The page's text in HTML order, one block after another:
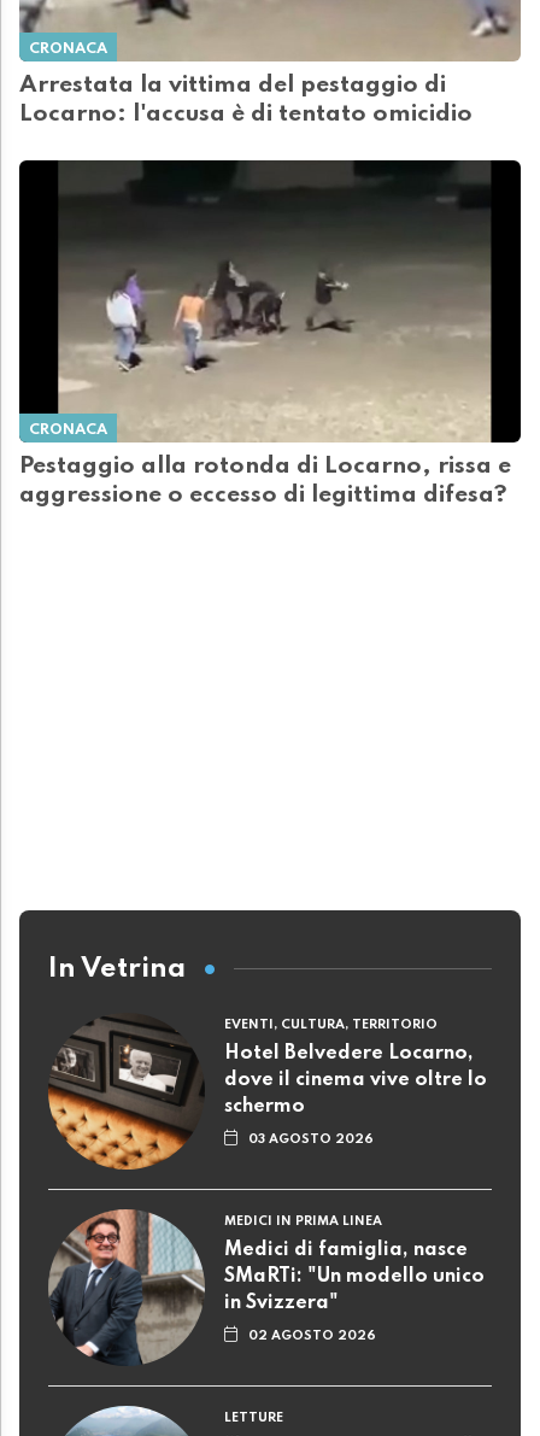
CRONACA
Arrestata la vittima del pestaggio di
Locarno: l'accusa è di tentato omicidio
CRONACA
Pestaggio alla rotonda di Locarno, rissa e
aggressione o eccesso di legittima difesa?
In Vetrina
EVENTI, CULTURA, TERRITORIO
Hotel Belvedere Locarno,
dove il cinema vive oltre lo
schermo
03 AGOSTO 2026
MEDICI IN PRIMA LINEA
Medici di famiglia, nasce
SMaRTi: "Un modello unico
in Svizzera"
02 AGOSTO 2026
LETTURE